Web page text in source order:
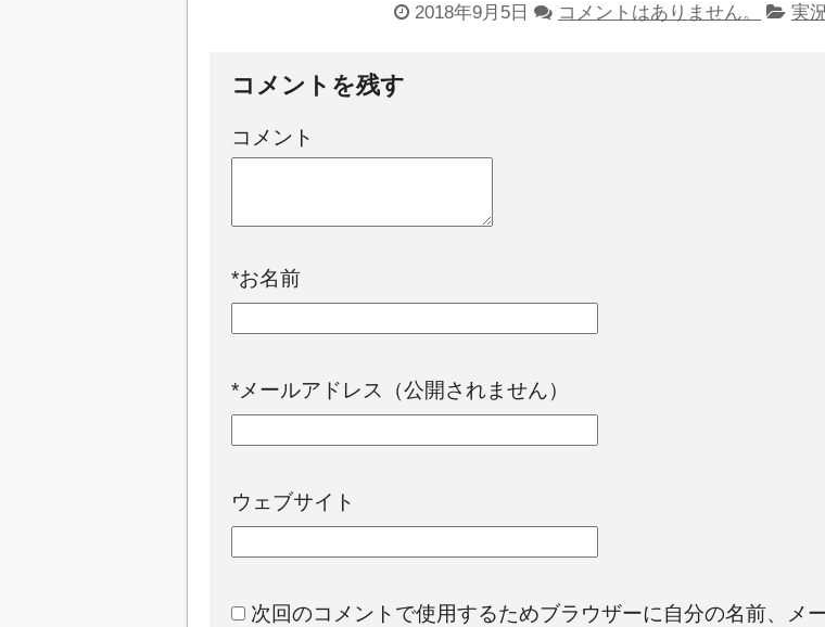
2018年9月5日 コメントはありません。 実
コメントを残す
コメント
*お名前
*メールアドレス（公開されません）
ウェブサイト
次回のコメントで使用するためブラウザーに自分の名前、メ